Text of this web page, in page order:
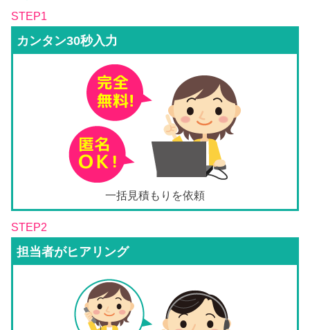
STEP1
カンタン30秒入力
一括見積もりを依頼
STEP2
担当者がヒアリング